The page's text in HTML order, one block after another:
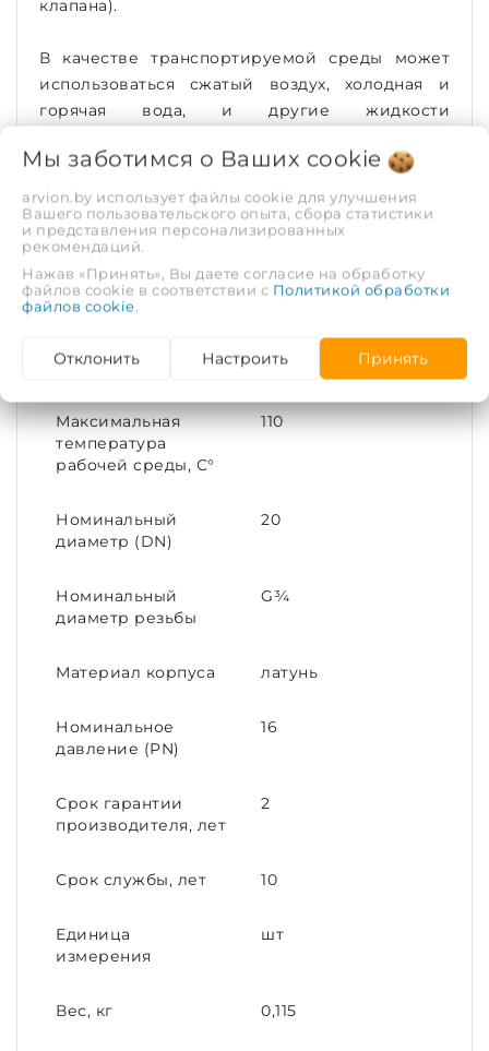
клапана).
В качестве транспортируемой среды может
использоваться сжатый воздух, холодная и
горячая вода, и другие жидкости
ХАРАКТЕРИСТИКИ
Рабочая среда Вода, воздух
Тип соединения Муфта-муфта
(DN)
Максимальная
температура
рабочей среды, С°
110
Номинальный
диаметр (DN)
20
Номинальный
диаметр резьбы
G¾
Материал корпуса латунь
Номинальное
давление (PN)
16
Срок гарантии
производителя, лет
2
Срок службы, лет 10
Единица
измерения
шт
Вес, кг 0,115
Мы заботимся о Ваших cookie
arvion.by использует файлы cookie для улучшения
Вашего пользовательского опыта, сбора статистики
и представления персонализированных
рекомендаций.
Нажав «Принять», Вы даете согласие на обработку
файлов cookie в соответствии с Политикой обработки
файлов cookie.
Отклонить Настроить Принять